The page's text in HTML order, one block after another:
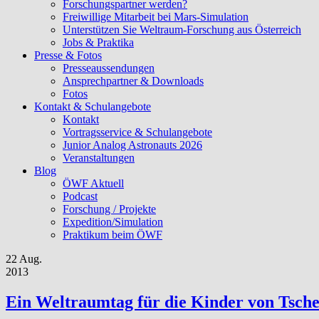
Forschungspartner werden?
Freiwillige Mitarbeit bei Mars-Simulation
Unterstützen Sie Weltraum-Forschung aus Österreich
Jobs & Praktika
Presse & Fotos
Presseaussendungen
Ansprechpartner & Downloads
Fotos
Kontakt & Schulangebote
Kontakt
Vortragsservice & Schulangebote
Junior Analog Astronauts 2026
Veranstaltungen
Blog
ÖWF Aktuell
Podcast
Forschung / Projekte
Expedition/Simulation
Praktikum beim ÖWF
22 Aug.
2013
Ein Weltraumtag für die Kinder von